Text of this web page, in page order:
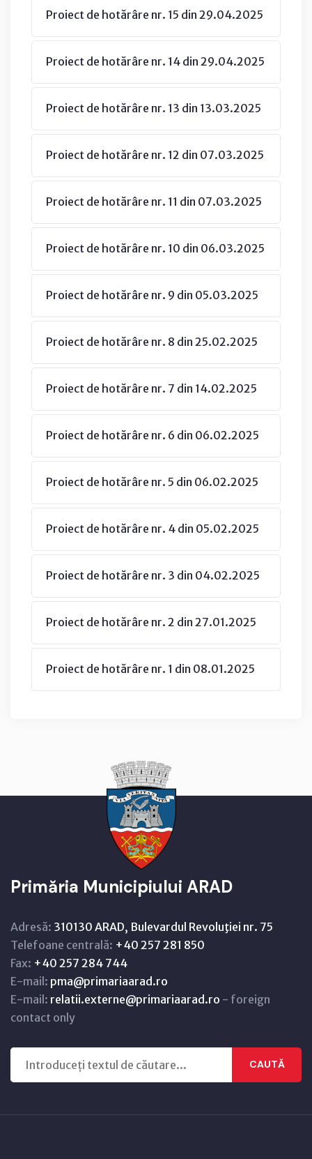
Proiect de hotărâre nr. 15 din 29.04.2025
Proiect de hotărâre nr. 14 din 29.04.2025
Proiect de hotărâre nr. 13 din 13.03.2025
Proiect de hotărâre nr. 12 din 07.03.2025
Proiect de hotărâre nr. 11 din 07.03.2025
Proiect de hotărâre nr. 10 din 06.03.2025
Proiect de hotărâre nr. 9 din 05.03.2025
Proiect de hotărâre nr. 8 din 25.02.2025
Proiect de hotărâre nr. 7 din 14.02.2025
Proiect de hotărâre nr. 6 din 06.02.2025
Proiect de hotărâre nr. 5 din 06.02.2025
Proiect de hotărâre nr. 4 din 05.02.2025
Proiect de hotărâre nr. 3 din 04.02.2025
Proiect de hotărâre nr. 2 din 27.01.2025
Proiect de hotărâre nr. 1 din 08.01.2025
Primăria Municipiului ARAD
Adresă: 310130 ARAD, Bulevardul Revoluţiei nr. 75
Telefoane centrală: +40 257 281 850
Fax: +40 257 284 744
E-mail: pma@primariaarad.ro
E-mail: relatii.externe@primariaarad.ro - foreign
contact only
CAUTĂ